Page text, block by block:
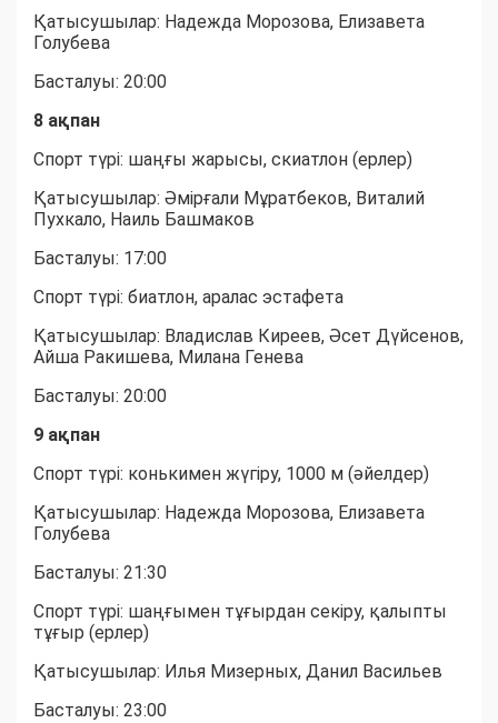
Қатысушылар: Надежда Морозова, Елизавета
Голубева
Басталуы: 20:00
8 ақпан
Спорт түрі: шаңғы жарысы, скиатлон (ерлер)
Қатысушылар: Әмірғали Мұратбеков, Виталий
Пухкало, Наиль Башмаков
Басталуы: 17:00
Спорт түрі: биатлон, аралас эстафета
Қатысушылар: Владислав Киреев, Әсет Дүйсенов,
Айша Ракишева, Милана Генева
Басталуы: 20:00
9 ақпан
Спорт түрі: конькимен жүгіру, 1000 м (әйелдер)
Қатысушылар: Надежда Морозова, Елизавета
Голубева
Басталуы: 21:30
Спорт түрі: шаңғымен тұғырдан секіру, қалыпты
тұғыр (ерлер)
Қатысушылар: Илья Мизерных, Данил Васильев
Басталуы: 23:00